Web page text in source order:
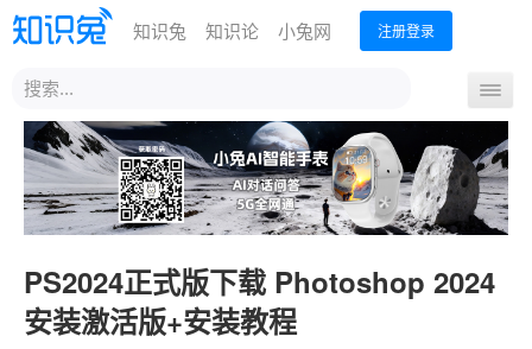
知识兔 知识论 小兔网 注册登录
站
内
索
导
航
开
关
首页 最新下载 MSDN下载 热门下载
PS2024正式版下载 Photoshop 2024
安装激活版+安装教程